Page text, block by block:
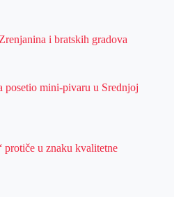
i bratskih gradova
posetio mini-pivaru u Srednjoj
protiče u znaku kvalitetne